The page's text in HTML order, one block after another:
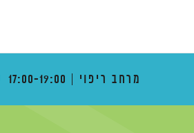
מרחב ריפוי 17:00-19:00